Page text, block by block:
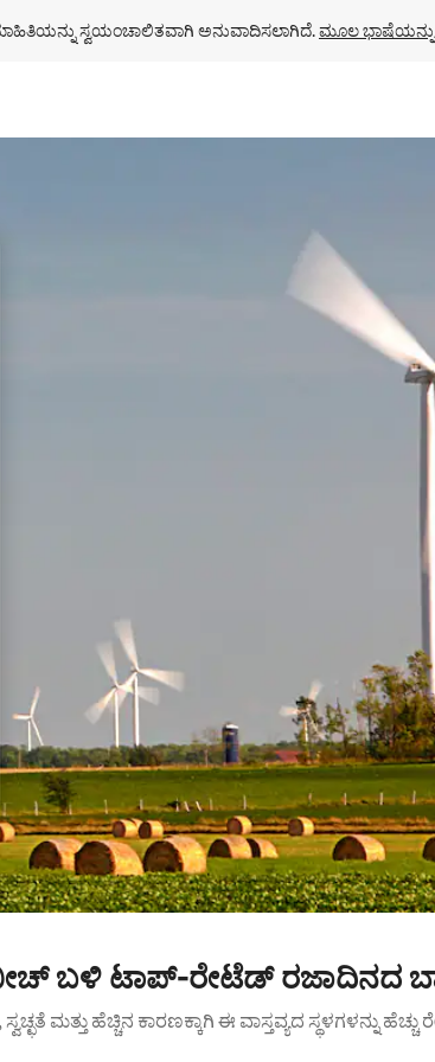
ಸ್ವಯಂಚಾಲಿತವಾಗಿ ಅನುವಾದಿಸಲಾಗಿದೆ. ಮೂಲ
ಮಾಡಿ ಅಥವಾ ಸ್ಪರ್ಶ ಅಥವಾ ಸ್ವೈಪ್ ಗೆಸ್ಚರ್‌ಗಳ ಮೂಲಕ
ಬಳಿ ಟಾಪ್-ರೇಟೆಡ್ ರಜಾದಿನದ
ಸ್ವಚ್ಛತೆ ಮತ್ತು ಹೆಚ್ಚಿನ ಕಾರಣಕ್ಕಾಗಿ ಈ ವಾಸ್ತವ್ಯದ ಸ್ಥಳಗಳನ್ನು